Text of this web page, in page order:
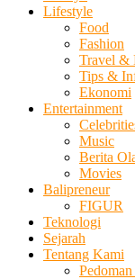
Lifestyle
Food
Fashion
Travel &
Tips &
Ekonomi
Entertainment
Music
Berita
Movies
Balipreneur
FIGUR
Teknologi
Sejarah
Tentang Kami